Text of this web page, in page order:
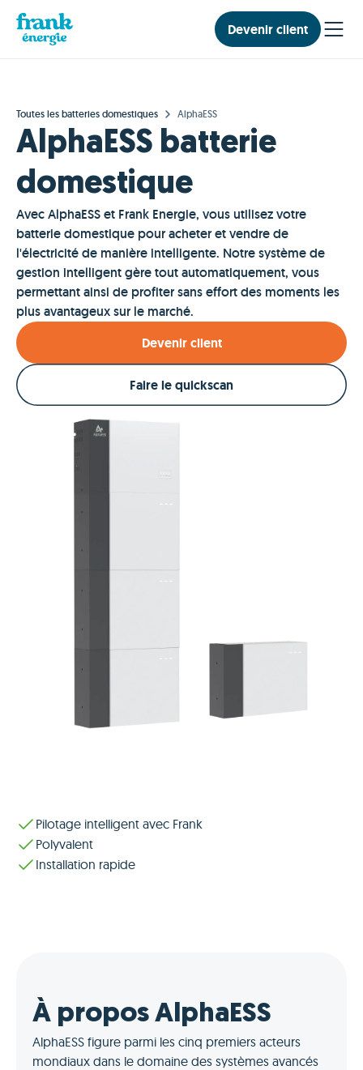
Devenir client
Toutes les batteries domestiques AlphaESS
AlphaESS batterie
domestique
Avec AlphaESS et Frank Energie, vous utilisez votre
batterie domestique pour acheter et vendre de
l'électricité de manière intelligente. Notre système de
gestion intelligent gère tout automatiquement, vous
permettant ainsi de profiter sans effort des moments les
plus avantageux sur le marché.
Devenir client
Faire le quickscan
Pilotage intelligent avec Frank
Polyvalent
Installation rapide
À propos AlphaESS
AlphaESS figure parmi les cinq premiers acteurs
mondiaux dans le domaine des systèmes avancés